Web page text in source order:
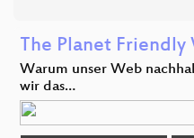
The Planet Friendly
Warum unser Web
wir das…